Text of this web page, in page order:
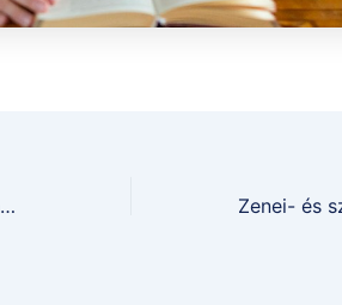
Farsangi mulatságok az iskola három szintjén